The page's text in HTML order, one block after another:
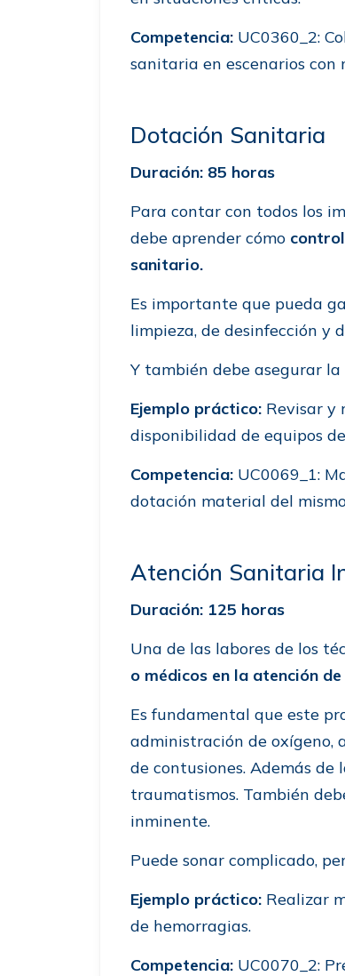
Competencia: UC0360_2:
sanitaria en escenarios
Dotación Sanitaria
Duración: 85 horas
Para contar con todos los
debe aprender cómo
sanitario.
Es importante que pueda
limpieza, de desinfección y
Y también debe asegurar
Ejemplo práctico: Revisar y
disponibilidad de equipos
Competencia: UC0069_1:
dotación material del
Atención Sanitaria
Duración: 125 horas
Una de las labores de los
o médicos en la atención
Es fundamental que este
administración de oxígeno,
de contusiones. Además de
traumatismos. También
inminente.
Puede sonar complicado,
Ejemplo práctico: Realizar
de hemorragias.
Competencia: UC0070_2: